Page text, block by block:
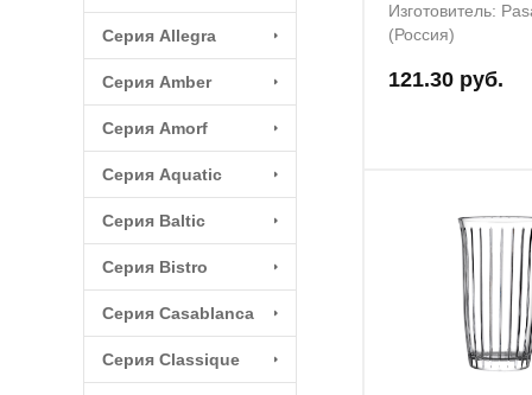
Серия Allegra
Серия Amber
Серия Amorf
Серия Aquatic
Серия Baltic
Серия Bistro
Серия Casablanсa
Серия Classique
Изготовитель:
(Россия)
121.30 руб.